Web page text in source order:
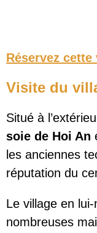
Réservez
Visite du
Situé à
soie de Hoi An
les anciennes
réputation du
Le village en
nombreuses